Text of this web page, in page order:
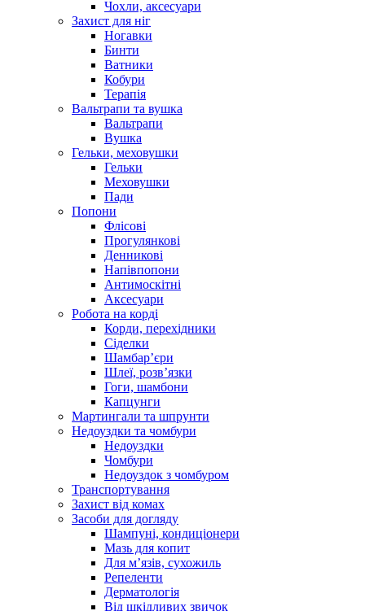
Чохли, аксесуари
Захист для ніг
Ногавки
Бинти
Ватники
Кобури
Терапія
Вальтрапи та вушка
Вальтрапи
Вушка
Гельки, меховушки
Гельки
Меховушки
Пади
Попони
Флісові
Прогулянкові
Денникові
Напівпопони
Антимоскітні
Аксесуари
Робота на корді
Корди, перехідники
Сіделки
Шамбар’єри
Шлеї, розв’язки
Гоги, шамбони
Капцунги
Мартингали та шпрунти
Недоуздки та чомбури
Недоуздки
Чомбури
Недоуздок з чомбуром
Транспортування
Захист від комах
Засоби для догляду
Шампуні, кондиціонери
Мазь для копит
Для м’язів, сухожиль
Репеленти
Дерматологія
Від шкідливих звичок